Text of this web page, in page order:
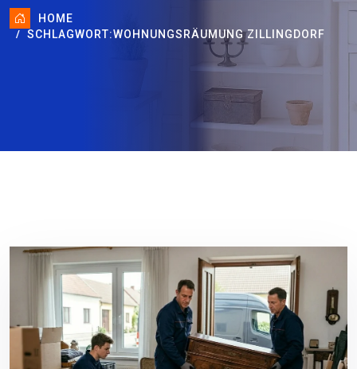
HOME
SCHLAGWORT:WOHNUNGSRÄUMUNG ZILLINGDORF